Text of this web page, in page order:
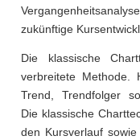
zukünftige
Die klassische
verbreitete Methode.
Trend, Trendfolger
Die klassische
den Kursverlauf